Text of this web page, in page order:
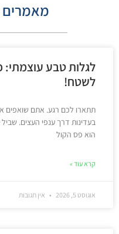
מאמרים
לגלות טבע עוצמתי:
לשטח!
תתארו לכם רגע. אתם שואפים
בעדינות דרך ענפי העצים. שביל
הוא פס הקול
קרא עוד »
אוגוסט 5, 2026 אין תגובות